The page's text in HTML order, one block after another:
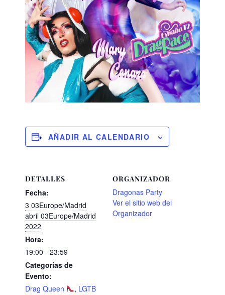
AÑADIR AL CALENDARIO
DETALLES
Fecha:
3 03Europe/Madrid
abril 03Europe/Madrid
2022
Hora:
19:00 - 23:59
Categorías de
Evento:
Drag Queen
, LGTB
ORGANIZADOR
Dragonas Party
Ver el sitio web del
Organizador